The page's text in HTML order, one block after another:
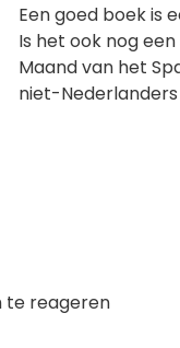
Een goed boek is
Is het ook nog
Maand van het
niet-
te reageren